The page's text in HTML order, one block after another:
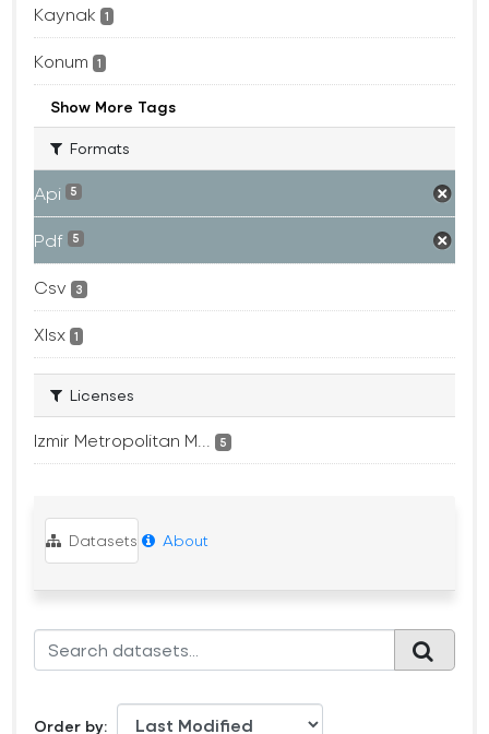
Kaynak 1
Konum 1
Show More Tags
Formats
Api 5
Pdf 5
Csv 3
Xlsx 1
Licenses
Izmir Metropolitan M... 5
Datasets About
Order by